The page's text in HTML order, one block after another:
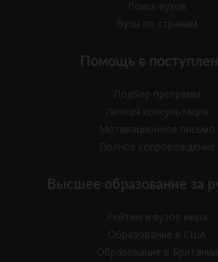
Поиск вузов
Вузы по странам
Помощь в
Подбор программ
Личная консультация
Мотивационное письмо
Полное сопровождение
Высшее образование за
Рейтинги вузов мира
Образование в США
Образование в Британии